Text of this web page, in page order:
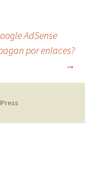
AdSense
por enlaces?
→